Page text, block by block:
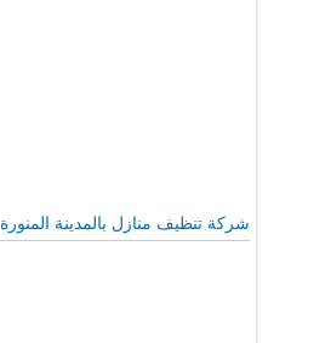
شركة تنظيف منازل بالمدينة المنورة